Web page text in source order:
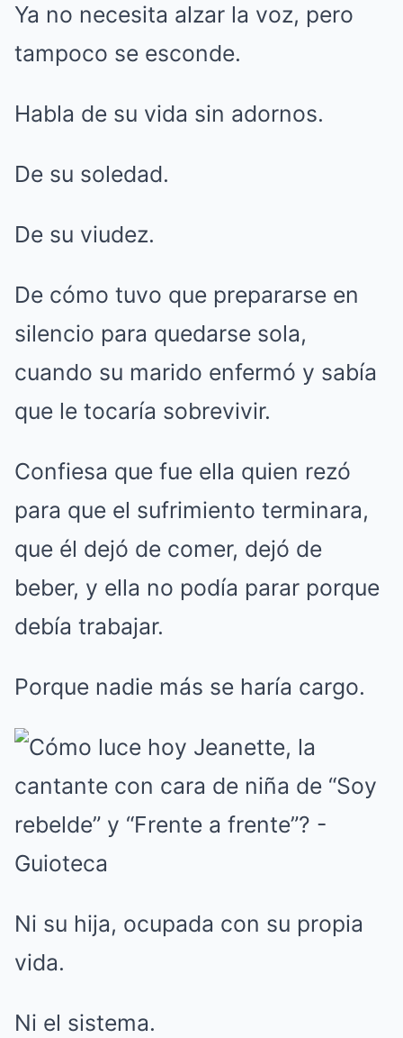
Ya no necesita alzar la voz, pero
tampoco se esconde.
Habla de su vida sin adornos.
De su soledad.
De su viudez.
De cómo tuvo que prepararse en
silencio para quedarse sola,
cuando su marido enfermó y sabía
que le tocaría sobrevivir.
Confiesa que fue ella quien rezó
para que el sufrimiento terminara,
que él dejó de comer, dejó de
beber, y ella no podía parar porque
debía trabajar.
Porque nadie más se haría cargo.
Ni su hija, ocupada con su propia
vida.
Ni el sistema.